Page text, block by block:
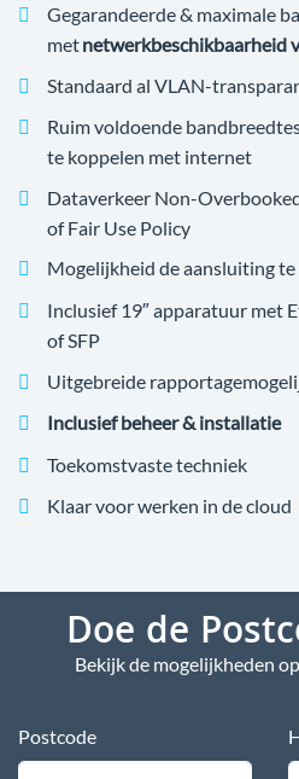
Gegarandeerde & maximale
metnetwerkbeschikbaarheid
Standaard al VLAN-
Ruim voldoende
te koppelen met internet
Dataverkeer Non-
of Fair Use Policy
Mogelijkheid de aansluiting
Inclusief 19″ apparatuur met
of SFP
Uitgebreide
Inclusief beheer & installatie
Toekomstvaste techniek
Klaar voor werken in de cloud
Doe de
Bekijk de mogelijkheden
Postcode